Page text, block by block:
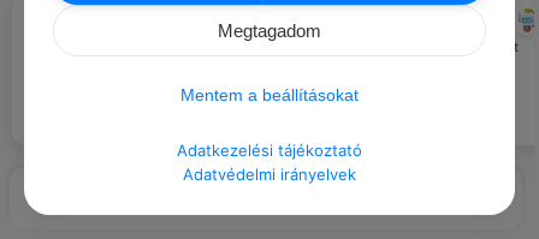
#IDÉZETEK SZERETET
csak kicsiket, nagy szeretettel.
CHATGPT
A világ hideg és érzéketlen, mert
Megtagadom
Mentem a beállításokat
Adatkezelési tájékoztató
Adatvédelmi irányelvek